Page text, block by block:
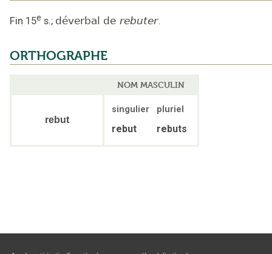
Fin 15e s.; déverbal de rebuter.
ORTHOGRAPHE
NOM MASCULIN
rebut
singulier pluriel
rebut rebuts